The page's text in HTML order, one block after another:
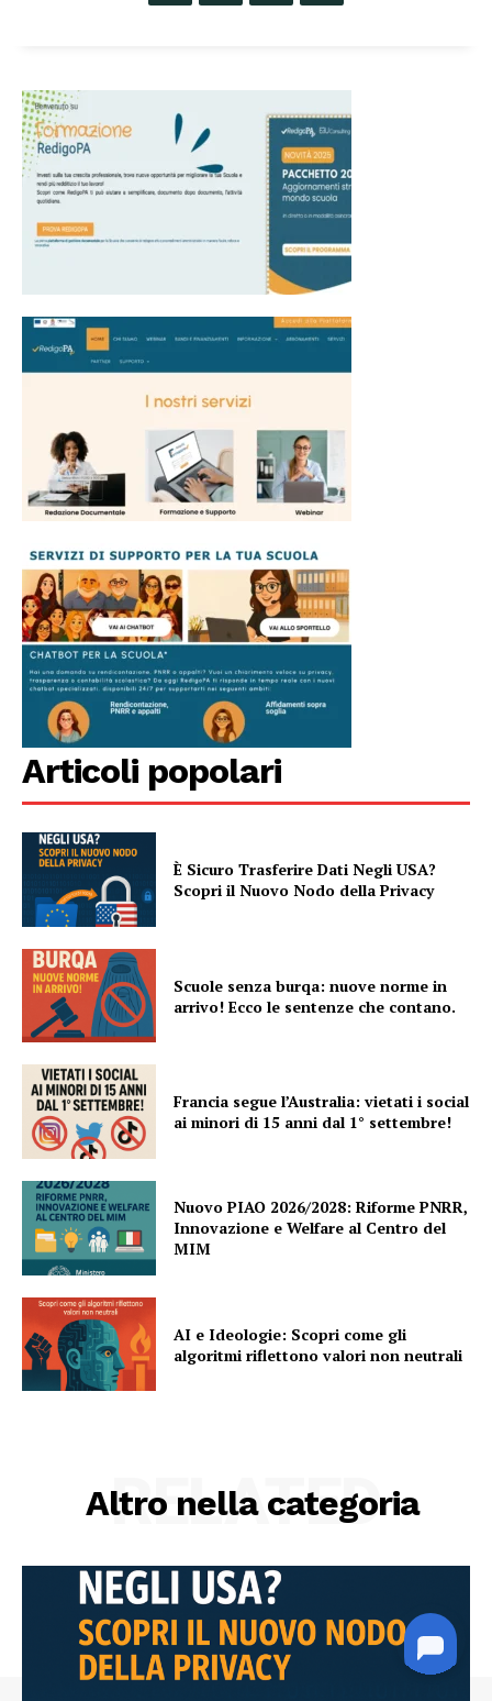
Articoli popolari
È Sicuro Trasferire Dati Negli USA?
Scopri il Nuovo Nodo della Privacy
Scuole senza burqa: nuove norme in
arrivo! Ecco le sentenze che contano.
Francia segue l’Australia: vietati i social
ai minori di 15 anni dal 1° settembre!
Nuovo PIAO 2026/2028: Riforme PNRR,
Innovazione e Welfare al Centro del
MIM
AI e Ideologie: Scopri come gli
algoritmi riflettono valori non neutrali
Altro nella categoria
RELATED